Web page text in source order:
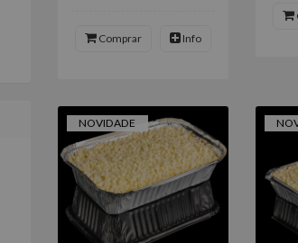
Comprar Info
NOVIDADE